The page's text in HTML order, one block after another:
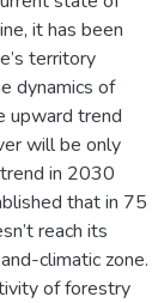
it has been
territory
dynamics of
upward trend
will be only
in 2030
that in 75
reach its
climatic zone.
of forestry